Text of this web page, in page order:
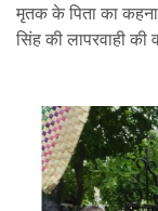
मृतक के पिता का
सिंह की लापरवाही